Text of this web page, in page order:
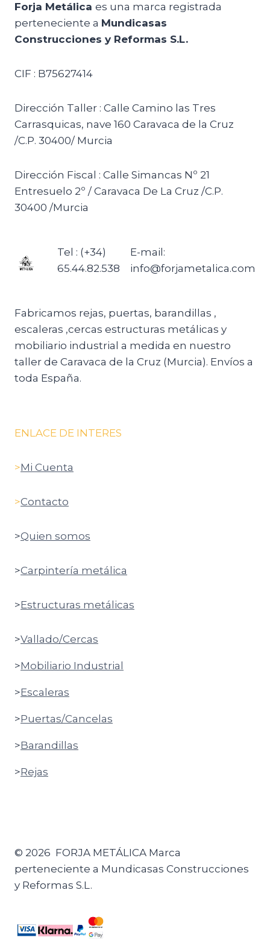
Forja Metálica es una marca registrada
perteneciente a Mundicasas
Construcciones y Reformas S.L.
CIF : B75627414
Dirección Taller : Calle Camino las Tres
Carrasquicas, nave 160 Caravaca de la Cruz
/C.P. 30400/ Murcia
Dirección Fiscal : Calle Simancas Nº 21
Entresuelo 2º / Caravaca De La Cruz /C.P.
30400 /Murcia
Tel : (+34)
65.44.82.538
E-mail:
info@forjametalica.com
Fabricamos rejas, puertas, barandillas ,
escaleras ,cercas estructuras metálicas y
mobiliario industrial a medida en nuestro
taller de Caravaca de la Cruz (Murcia). Envíos a
toda España.
ENLACE DE INTERES
>Mi Cuenta
>Contacto
>Quien somos
>Carpintería metálica
>Estructuras metálicas
>Vallado/Cercas
>Mobiliario Industrial
>Escaleras
>Puertas/Cancelas
>Barandillas
>Rejas
© 2026 FORJA METÁLICA Marca
perteneciente a Mundicasas Construcciones
y Reformas S.L.